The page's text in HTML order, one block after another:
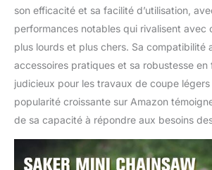
son efficacité et sa facilité d’utilisation,
performances notables qui rivalisent avec
plus lourds et plus chers. Sa compatibilité
accessoires pratiques et sa robustesse en
judicieux pour les travaux de coupe légers
popularité croissante sur Amazon
de sa capacité à répondre aux besoins